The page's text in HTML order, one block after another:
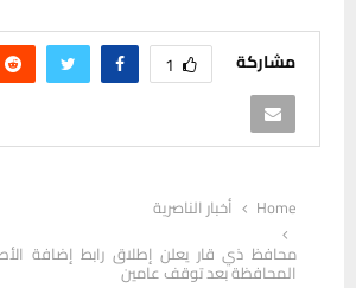
مشاركة 1
Home
أخبار الناصرية
محافظ ذي قار يعلن إطلاق رابط إضافة
المحافظة بعد توقف عامين